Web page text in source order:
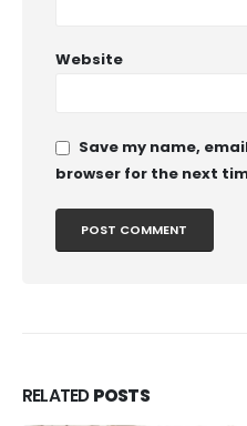
Website
Save my name,
browser for the next
RELATEDPOSTS